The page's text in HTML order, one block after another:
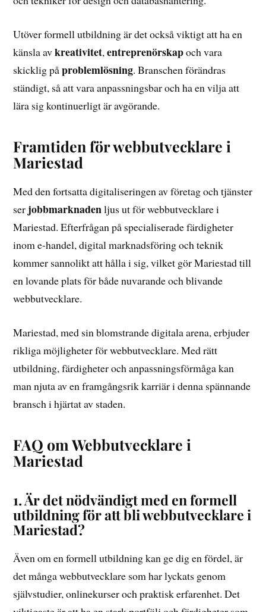
Utöver formell utbildning är det också viktigt att ha en
känsla avkreativitet,entreprenörskapoch vara
skicklig påproblemlösning. Branschen förändras
ständigt, så att vara anpassningsbar och ha en vilja att
lära sig kontinuerligt är avgörande.
Framtiden för webbutvecklare i
Mariestad
Med den fortsatta digitaliseringen av företag och tjänster
ser jobbmarknadenljus ut för webbutvecklare i
Mariestad. Efterfrågan på specialiserade färdigheter
inom e-handel, digital marknadsföring och teknik
kommer sannolikt att hålla i sig, vilket gör Mariestad till
en lovande plats för både nuvarande och blivande
webbutvecklare.
Mariestad, med sin blomstrande digitala arena, erbjuder
rikliga möjligheter för webbutvecklare. Med rätt
utbildning, färdigheter och anpassningsförmåga kan
man njuta av en framgångsrik karriär i denna spännande
bransch i hjärtat av staden.
FAQ om Webbutvecklare i
Mariestad
1. Är det nödvändigt med en formell
utbildning för att bli webbutvecklare i
Mariestad?
Även om en formell utbildning kan ge dig en fördel, är
det många webbutvecklare som har lyckats genom
självstudier, onlinekurser och praktisk erfarenhet. Det